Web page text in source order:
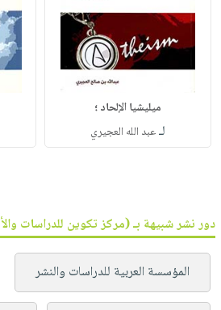
ميليشيا الإلحاد ؛
لـعبد الله العجيري
دور نشر شبيهة بـ (مركز تكوين للدراسات
المؤسسة العربية للدراسات والنشر